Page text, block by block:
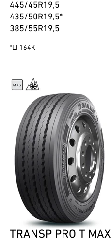
445/45R19,5
435/50R19,5*
385/55R19,5
*LI 164K
TRANSP PRO T MAX